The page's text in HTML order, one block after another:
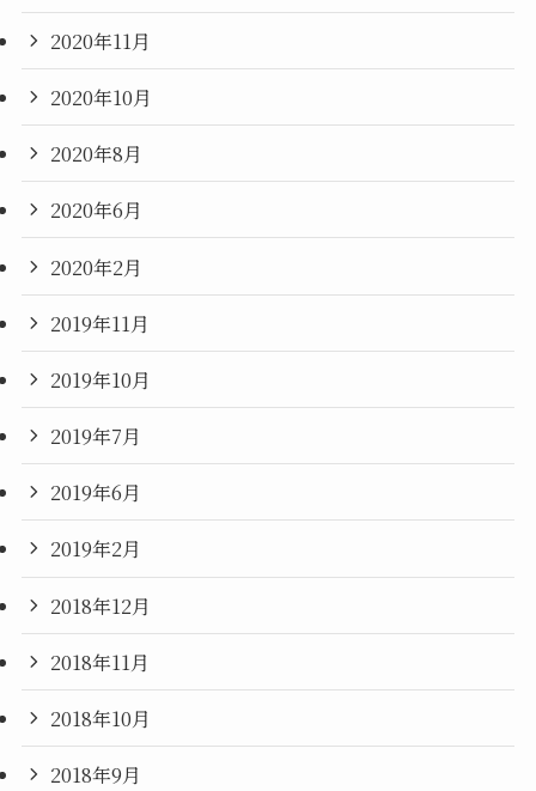
2020年11月
2020年10月
2020年8月
2020年6月
2020年2月
2019年11月
2019年10月
2019年7月
2019年6月
2019年2月
2018年12月
2018年11月
2018年10月
2018年9月